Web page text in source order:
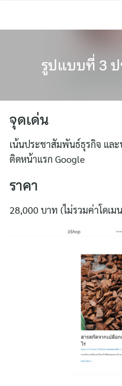
รูปแบบที่ 3 ป
จุดเด่น
เน้นประชาสัมพันธ์ธุรกิจ และ
ติดหน้าแรก Google
ราคา
28,000 บาท (ไม่รวมค่าโดเม